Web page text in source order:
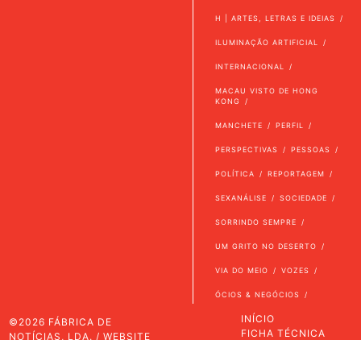
H | ARTES, LETRAS E IDEIAS
ILUMINAÇÃO ARTIFICIAL
INTERNACIONAL
MACAU VISTO DE HONG
KONG
MANCHETE PERFIL
PERSPECTIVAS PESSOAS
POLÍTICA REPORTAGEM
SEXANÁLISE SOCIEDADE
SORRINDO SEMPRE
UM GRITO NO DESERTO
VIA DO MEIO VOZES
ÓCIOS & NEGÓCIOS
©2026 FÁBRICA DE
NOTÍCIAS, LDA. / WEBSITE
INÍCIO
FICHA TÉCNICA